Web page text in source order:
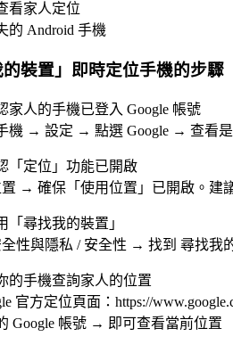
看家人定位
的 Android 手機
裝置」即時定位手機的步驟
家人的手機已登入 Google 帳號
機 → 設定 → 點選 Google → 查看
「定位」功能已開啟
→ 確保「使用位置」已開啟。建
「尋找我的裝置」
性與隱私 / 安全性 → 找到 尋找我
的手機查詢家人的位置
官方定位頁面：https://
Google 帳號 → 即可查看當前位置